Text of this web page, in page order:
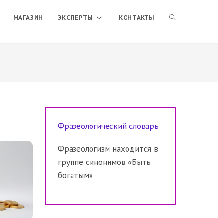
МАГАЗИН ЭКСПЕРТЫ КОНТАКТЫ ПЕРЕКЛЮЧИТЬ
Фразеологический словарь
Фразеологизм находится в
группе синонимов «Быть
богатым»